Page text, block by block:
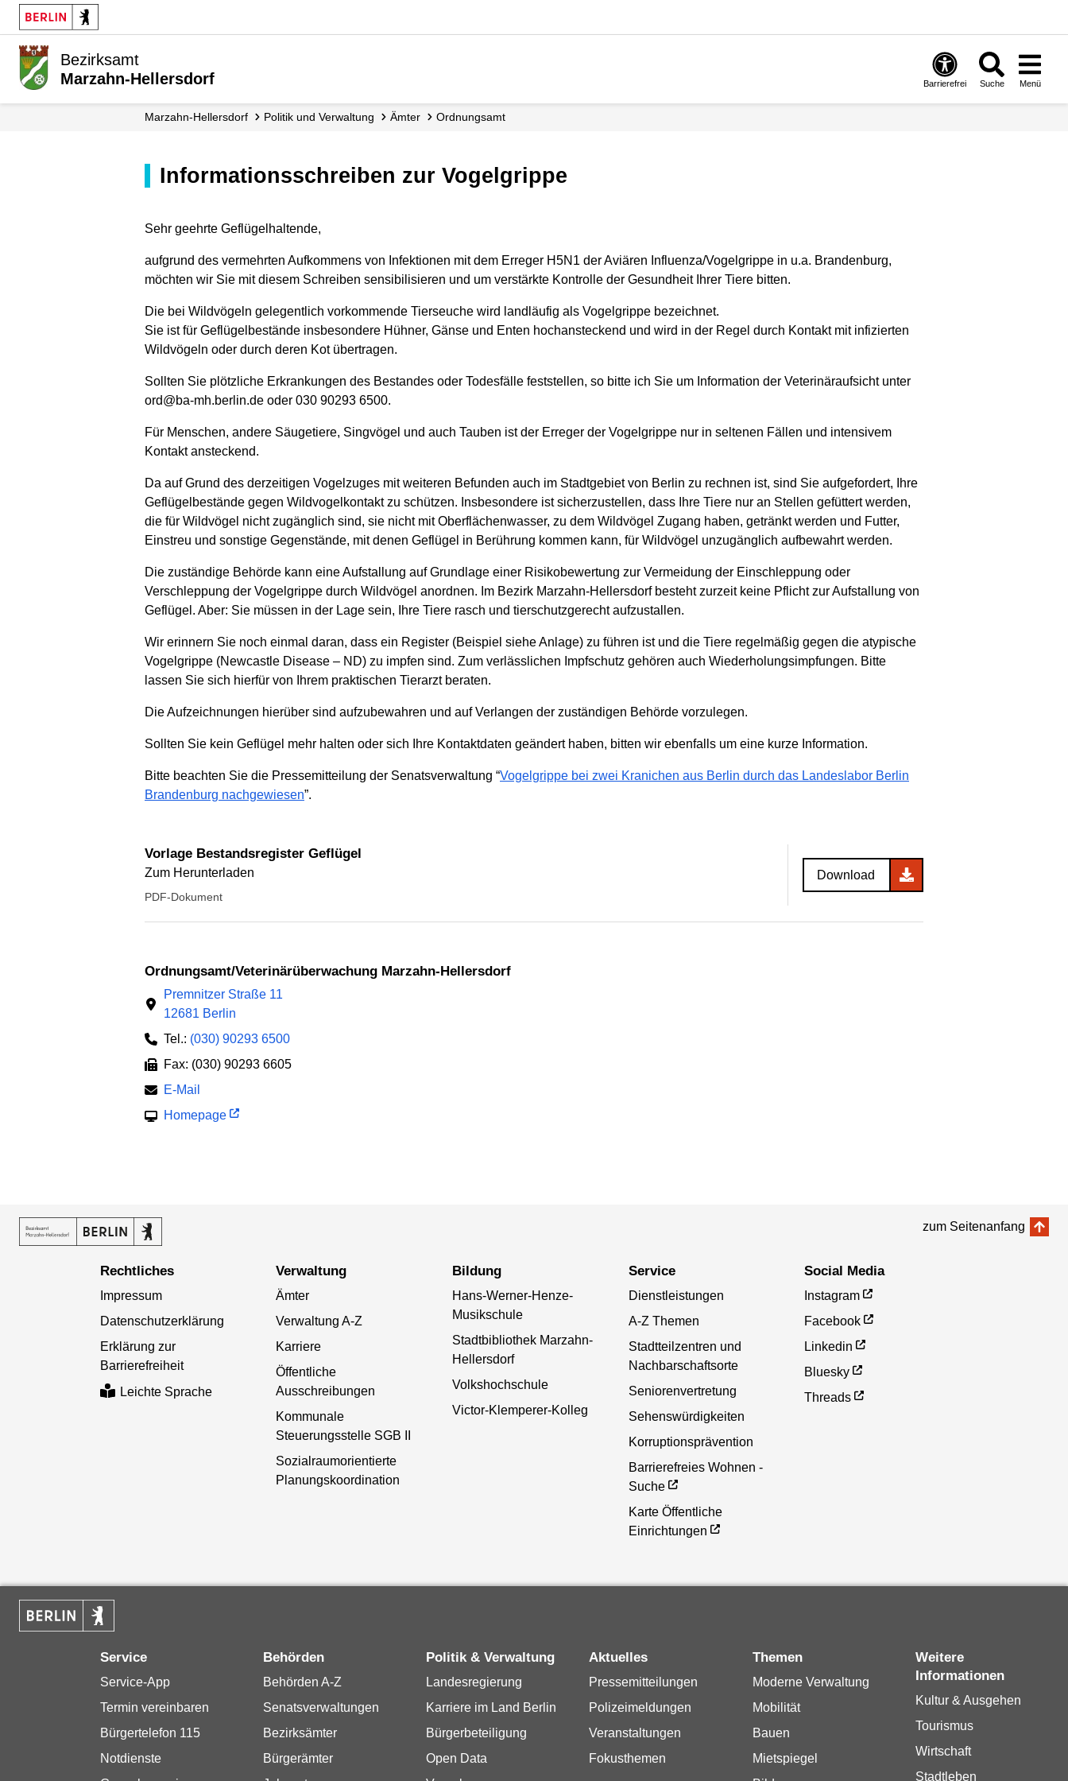
Bezirksamt
Marzahn-Hellersdorf
Barrierefrei Suche Menü
Marzahn-Hellersdorf Politik und Verwaltung Ämter Ordnungsamt
Informationsschreiben zur Vogelgrippe
Sehr geehrte Geflügelhaltende,
aufgrund des vermehrten Aufkommens von Infektionen mit dem Erreger H5N1 der Aviären Influenza/Vogelgrippe in u.a. Brandenburg,
möchten wir Sie mit diesem Schreiben sensibilisieren und um verstärkte Kontrolle der Gesundheit Ihrer Tiere bitten.
Die bei Wildvögeln gelegentlich vorkommende Tierseuche wird landläufig als Vogelgrippe bezeichnet.
Sie ist für Geflügelbestände insbesondere Hühner, Gänse und Enten hochansteckend und wird in der Regel durch Kontakt mit infizierten
Wildvögeln oder durch deren Kot übertragen.
Sollten Sie plötzliche Erkrankungen des Bestandes oder Todesfälle feststellen, so bitte ich Sie um Information der Veterinäraufsicht unter
ord@ba-mh.berlin.de oder 030 90293 6500.
Für Menschen, andere Säugetiere, Singvögel und auch Tauben ist der Erreger der Vogelgrippe nur in seltenen Fällen und intensivem
Kontakt ansteckend.
Da auf Grund des derzeitigen Vogelzuges mit weiteren Befunden auch im Stadtgebiet von Berlin zu rechnen ist, sind Sie aufgefordert, Ihre
Geflügelbestände gegen Wildvogelkontakt zu schützen. Insbesondere ist sicherzustellen, dass Ihre Tiere nur an Stellen gefüttert werden,
die für Wildvögel nicht zugänglich sind, sie nicht mit Oberflächenwasser, zu dem Wildvögel Zugang haben, getränkt werden und Futter,
Einstreu und sonstige Gegenstände, mit denen Geflügel in Berührung kommen kann, für Wildvögel unzugänglich aufbewahrt werden.
Die zuständige Behörde kann eine Aufstallung auf Grundlage einer Risikobewertung zur Vermeidung der Einschleppung oder
Verschleppung der Vogelgrippe durch Wildvögel anordnen. Im Bezirk Marzahn-Hellersdorf besteht zurzeit keine Pflicht zur Aufstallung von
Geflügel. Aber: Sie müssen in der Lage sein, Ihre Tiere rasch und tierschutzgerecht aufzustallen.
Wir erinnern Sie noch einmal daran, dass ein Register (Beispiel siehe Anlage) zu führen ist und die Tiere regelmäßig gegen die atypische
Vogelgrippe (Newcastle Disease – ND) zu impfen sind. Zum verlässlichen Impfschutz gehören auch Wiederholungsimpfungen. Bitte
lassen Sie sich hierfür von Ihrem praktischen Tierarzt beraten.
Die Aufzeichnungen hierüber sind aufzubewahren und auf Verlangen der zuständigen Behörde vorzulegen.
Sollten Sie kein Geflügel mehr halten oder sich Ihre Kontaktdaten geändert haben, bitten wir ebenfalls um eine kurze Information.
Bitte beachten Sie die Pressemitteilung der Senatsverwaltung “Vogelgrippe bei zwei Kranichen aus Berlin durch das Landeslabor Berlin
Brandenburg nachgewiesen”.
Vorlage Bestandsregister Geflügel
Zum Herunterladen
PDF-Dokument
Download
Ordnungsamt/Veterinärüberwachung Marzahn-Hellersdorf
Premnitzer Straße 11
12681 Berlin
Tel.: (030) 90293 6500
Fax: (030) 90293 6605
E-Mail
Homepage
zum Seitenanfang
Rechtliches
Impressum
Datenschutzerklärung
Erklärung zur
Barrierefreiheit
Leichte Sprache
Verwaltung
Ämter
Verwaltung A-Z
Karriere
Öffentliche
Ausschreibungen
Kommunale
Steuerungsstelle SGB II
Sozialraumorientierte
Planungskoordination
Bildung
Hans-Werner-Henze-
Musikschule
Stadtbibliothek Marzahn-
Hellersdorf
Volkshochschule
Victor-Klemperer-Kolleg
Service
Dienstleistungen
A-Z Themen
Stadtteilzentren und
Nachbarschaftsorte
Seniorenvertretung
Sehenswürdigkeiten
Korruptionsprävention
Barrierefreies Wohnen -
Suche
Karte Öffentliche
Einrichtungen
Social Media
Instagram
Facebook
Linkedin
Bluesky
Threads
Service
Service-App
Termin vereinbaren
Bürgertelefon 115
Notdienste
Behörden
Behörden A-Z
Senatsverwaltungen
Bezirksämter
Bürgerämter
Politik & Verwaltung
Landesregierung
Karriere im Land Berlin
Bürgerbeteiligung
Open Data
Aktuelles
Pressemitteilungen
Polizeimeldungen
Veranstaltungen
Fokusthemen
Themen
Moderne Verwaltung
Mobilität
Bauen
Mietspiegel
Weitere
Informationen
Kultur & Ausgehen
Tourismus
Wirtschaft
Stadtleben